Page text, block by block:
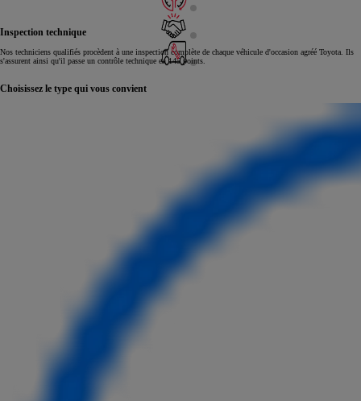
Inspection technique
Nos techniciens qualifiés procèdent à une inspection complète de chaque véhicule d'occasion agréé Toyota. Ils
s'assurent ainsi qu'il passe un contrôle technique en 145 points.
Choisissez le type qui vous convient